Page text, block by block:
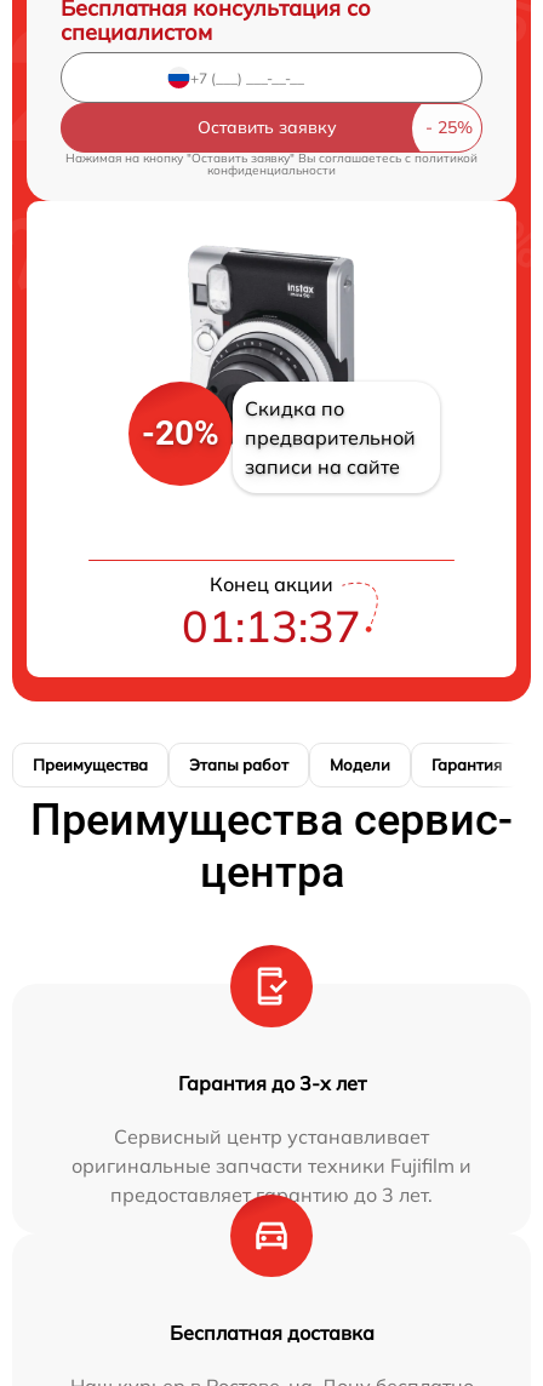
Бесплатная консультация со
специалистом
Оставить заявку
Нажимая на кнопку "Оставить заявку" Вы соглашаетесь c политикой
конфиденциальности
-20%
Скидка по
предварительной
записи на сайте
Конец акции
01:13:37
Преимущества Этапы работ Модели Гарантия
Преимущества сервис-
центра
Гарантия до 3-х лет
Сервисный центр устанавливает
оригинальные запчасти техники Fujifilm и
предоставляет гарантию до 3 лет.
Бесплатная доставка